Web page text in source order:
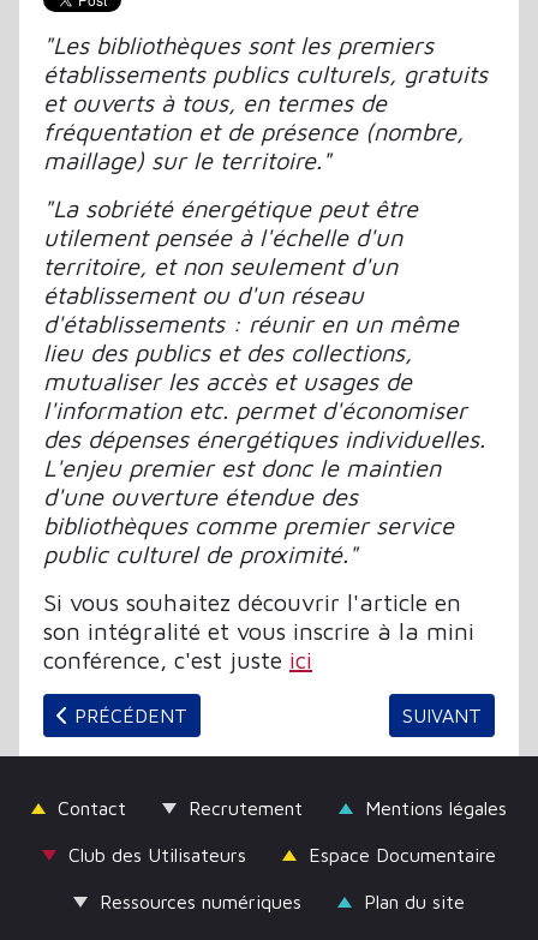
"Les bibliothèques sont les premiers
établissements publics culturels, gratuits
et ouverts à tous, en termes de
fréquentation et de présence (nombre,
maillage) sur le territoire."
"La sobriété énergétique peut être
utilement pensée à l'échelle d'un
territoire, et non seulement d'un
établissement ou d'un réseau
d'établissements : réunir en un même
lieu des publics et des collections,
mutualiser les accès et usages de
l'information etc. permet d'économiser
des dépenses énergétiques individuelles.
L'enjeu premier est donc le maintien
d'une ouverture étendue des
bibliothèques comme premier service
public culturel de proximité."
Si vous souhaitez découvrir l'article en
son intégralité et vous inscrire à la mini
conférence, c'est juste ici
ARTICLE PRÉCÉDENT : GALLICA FRANCHIT LE CAP
PRÉCÉDENT ARTICLE
SUIVANT
Contact Recrutement Mentions légales
Club des Utilisateurs Espace Documentaire
Ressources numériques Plan du site